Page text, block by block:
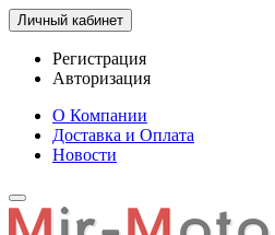
Личный кабинет
Регистрация
Авторизация
О Компании
Доставка и Оплата
Новости